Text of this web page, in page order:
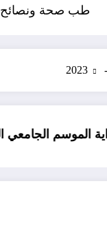
طب صحة ونصائح